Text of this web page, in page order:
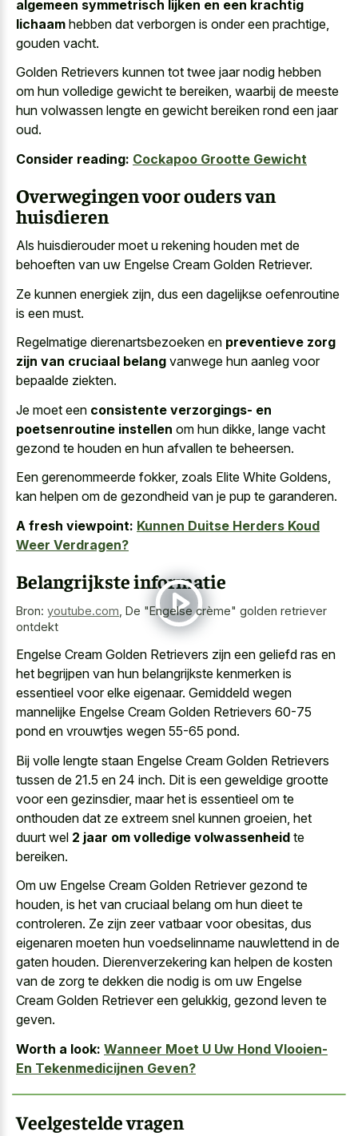
algemeen symmetrisch lijken en een krachtig
lichaam hebben dat verborgen is onder een prachtige,
gouden vacht.
Golden Retrievers kunnen tot twee jaar nodig hebben
om hun volledige gewicht te bereiken, waarbij de meeste
hun volwassen lengte en gewicht bereiken rond een jaar
oud.
Consider reading: Cockapoo Grootte Gewicht
Overwegingen voor ouders van
huisdieren
Als huisdierouder moet u rekening houden met de
behoeften van uw Engelse Cream Golden Retriever.
Ze kunnen energiek zijn, dus een dagelijkse oefenroutine
is een must.
Regelmatige dierenartsbezoeken en preventieve zorg
zijn van cruciaal belang vanwege hun aanleg voor
bepaalde ziekten.
Je moet een consistente verzorgings- en
poetsenroutine instellen om hun dikke, lange vacht
gezond te houden en hun afvallen te beheersen.
Een gerenommeerde fokker, zoals Elite White Goldens,
kan helpen om de gezondheid van je pup te garanderen.
A fresh viewpoint: Kunnen Duitse Herders Koud
Weer Verdragen?
Belangrijkste informatie
Bron: youtube.com De "Engelse crème" golden retriever
ontdekt
Engelse Cream Golden Retrievers zijn een geliefd ras en
het begrijpen van hun belangrijkste kenmerken is
essentieel voor elke eigenaar. Gemiddeld wegen
mannelijke Engelse Cream Golden Retrievers 60-75
pond en vrouwtjes wegen 55-65 pond.
Bij volle lengte staan Engelse Cream Golden Retrievers
tussen de 21.5 en 24 inch. Dit is een geweldige grootte
voor een gezinsdier, maar het is essentieel om te
onthouden dat ze extreem snel kunnen groeien, het
duurt wel 2 jaar om volledige volwassenheid te
bereiken.
Om uw Engelse Cream Golden Retriever gezond te
houden, is het van cruciaal belang om hun dieet te
controleren. Ze zijn zeer vatbaar voor obesitas, dus
eigenaren moeten hun voedselinname nauwlettend in de
gaten houden. Dierenverzekering kan helpen de kosten
van de zorg te dekken die nodig is om uw Engelse
Cream Golden Retriever een gelukkig, gezond leven te
geven.
Worth a look: Wanneer Moet U Uw Hond Vlooien-
En Tekenmedicijnen Geven?
Veelgestelde vragen